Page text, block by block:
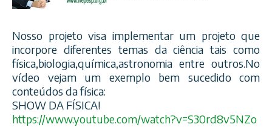
Nosso projeto visa implementar um projeto que
incorpore diferentes temas da ciência tais como
física,biologia,química,astronomia entre outros.No
vídeo vejam um exemplo bem sucedido com
conteúdos da física:
SHOW DA FÍSICA!
https://www.youtube.com/watch?v=S30rd8v5NZo